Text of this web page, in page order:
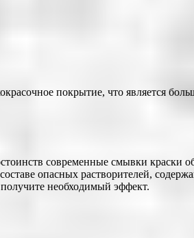
покрытие, что является
современные смывки
опасных растворителей,
необходимый эффект.